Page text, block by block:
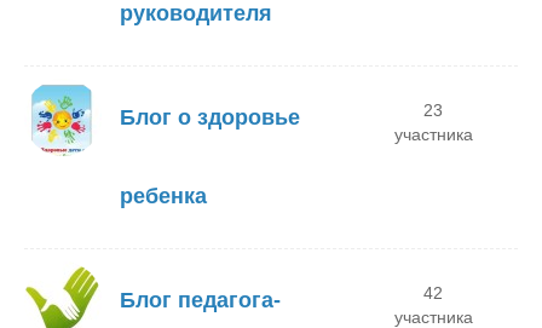
руководителя
Блог о здоровье
ребенка
23
участника
Блог педагога-
42
участника